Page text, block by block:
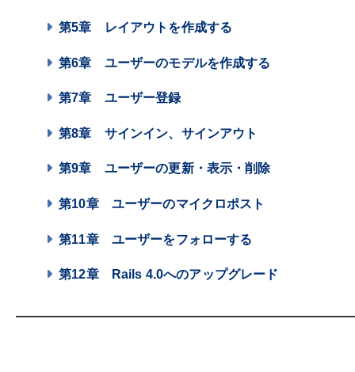
第5章 レイアウトを作成する
第6章 ユーザーのモデルを作成する
第7章 ユーザー登録
第8章 サインイン、サインアウト
第9章 ユーザーの更新・表示・削除
第10章 ユーザーのマイクロポスト
第11章 ユーザーをフォローする
第12章 Rails 4.0へのアップグレード